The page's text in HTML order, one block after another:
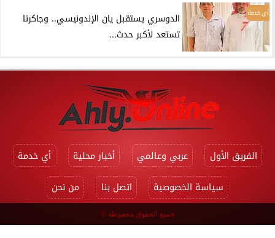
أي خدمة
الدوسري يستقبل يان الإندونيسي.. وجاكرتا
تستعد لأكبر حدث...
الفريق الأول عربي وعالمي أخبار محلية
أي خدمة
سياسة الخصوصية
اتصل بنا من نحن
جميع الحقوق محفوظة ©